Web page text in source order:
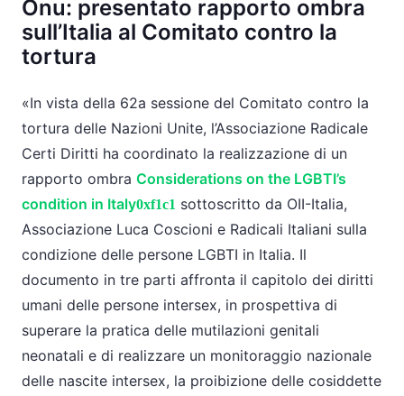
Onu: presentato rapporto ombra
sull’Italia al Comitato contro la
tortura
In vista della 62a sessione del Comitato contro la
tortura delle Nazioni Unite, l’Associazione Radicale
Certi Diritti ha coordinato la realizzazione di un
rapporto ombra Considerations on the LGBTI’s
condition in Italy
sottoscritto da OII-Italia,
Associazione Luca Coscioni e Radicali Italiani sulla
condizione delle persone LGBTI in Italia. Il
documento in tre parti affronta il capitolo dei diritti
umani delle persone intersex, in prospettiva di
superare la pratica delle mutilazioni genitali
neonatali e di realizzare un monitoraggio nazionale
delle nascite intersex, la proibizione delle cosiddette